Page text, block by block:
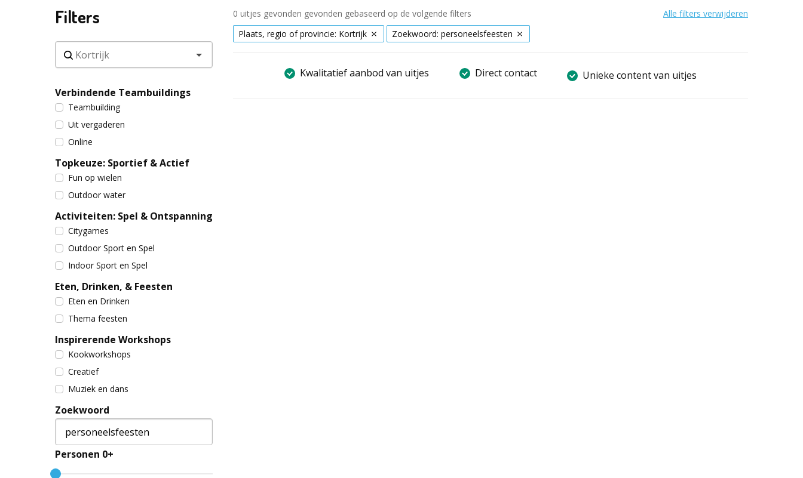
Filters
Verbindende Teambuildings
Teambuilding
Uit vergaderen
Online
Topkeuze: Sportief & Actief
Fun op wielen
Outdoor water
Activiteiten: Spel & Ontspanning
Citygames
Outdoor Sport en Spel
Indoor Sport en Spel
Eten, Drinken, & Feesten
Eten en Drinken
Thema feesten
Inspirerende Workshops
Kookworkshops
Creatief
Muziek en dans
Zoekwoord
Personen 0+
0 uitjes gevonden gevonden gebaseerd op de volgende filters
Alle filters verwijderen
Plaats, regio of provincie: Kortrijk
Zoekwoord: personeelsfeesten
Kwalitatief aanbod van uitjes Direct contact Unieke content van uitjes